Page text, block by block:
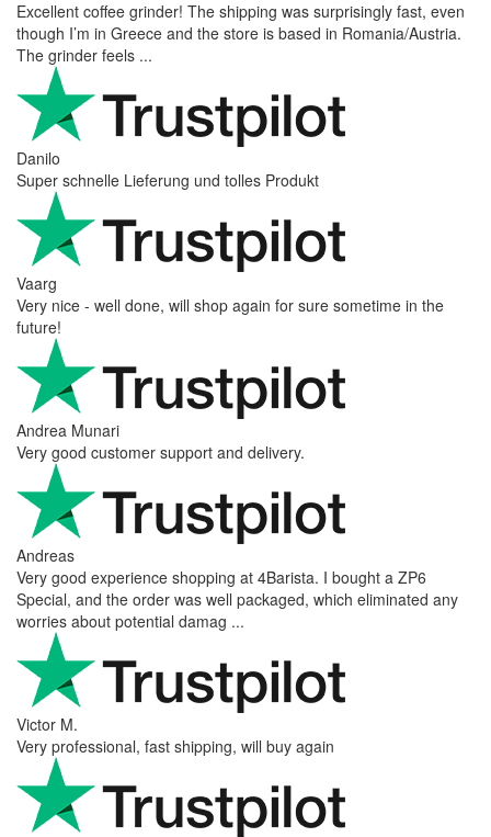
Excellent coffee grinder! The shipping was surprisingly fast, even
though I’m in Greece and the store is based in Romania/Austria.
The grinder feels ...
Danilo
Super schnelle Lieferung und tolles Produkt
Vaarg
Very nice - well done, will shop again for sure sometime in the
future!
Andrea Munari
Very good customer support and delivery.
Andreas
Very good experience shopping at 4Barista. I bought a ZP6
Special, and the order was well packaged, which eliminated any
worries about potential damag ...
Victor M.
Very professional, fast shipping, will buy again